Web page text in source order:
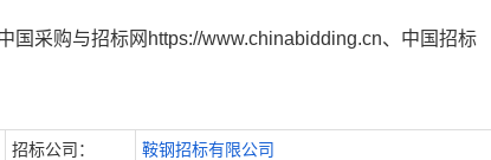
国采购与招标网https://www.chinabidding.cn、中国招标
招标公司： 鞍钢招标有限公司